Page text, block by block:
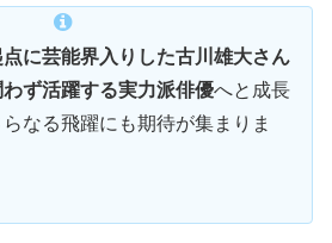
に芸能界入りした古川雄大さん
ず活躍する実力派俳優へと成長
なる飛躍にも期待が集まりま